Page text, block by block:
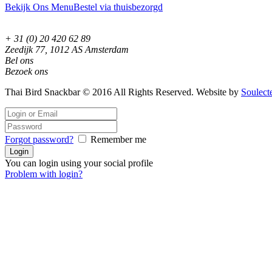
Bekijk Ons MenuBestel via thuisbezorgd
+ 31 (0) 20 420 62 89
Zeedijk 77, 1012 AS Amsterdam
Bel ons
Bezoek ons
Thai Bird Snackbar © 2016 All Rights Reserved. Website by
Forgot password? Remember me
You can login using your social profile
Problem with login?